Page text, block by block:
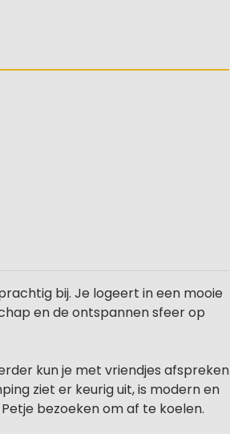
bij. Je logeert in een mooie
en de ontspannen sfeer op
kun je met vriendjes afspreken
ziet er keurig uit, is modern en
bezoeken om af te koelen.